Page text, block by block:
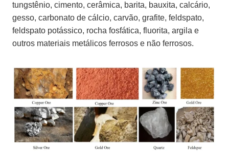
tungstênio, cimento, cerâmica, barita, bauxita, calcário,
gesso, carbonato de cálcio, carvão, grafite, feldspato,
feldspato potássico, rocha fosfática, fluorita, argila e
outros materiais metálicos ferrosos e não ferrosos.